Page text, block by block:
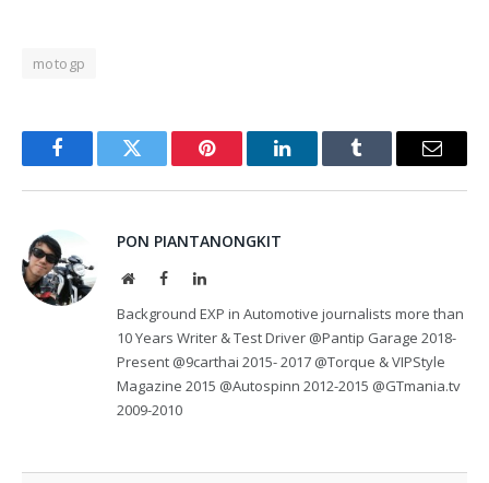
motogp
FacebookTwitter Pinterest LinkedInTumblr Email
PON PIANTANONGKIT
WebsiteFacebookLinkedIn
Background EXP in Automotive journalists more than
10 Years Writer & Test Driver @Pantip Garage 2018-
Present @9carthai 2015- 2017 @Torque & VIPStyle
Magazine 2015 @Autospinn 2012-2015 @GTmania.tv
2009-2010